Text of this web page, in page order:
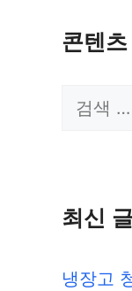
콘텐츠
검
최신
냉장고